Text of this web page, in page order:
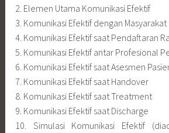
2. Elemen Utama Komunikasi Efektif
3. Komunikasi Efektif dengan Masyarakat
4. Komunikasi Efektif saat Pendaftaran
5. Komunikasi Efektif antar Profesional
6. Komunikasi Efektif saat Asesmen
7. Komunikasi Efektif saat Handover
8. Komunikasi Efektif saat Treatment
9. Komunikasi Efektif saat Discharge
10. Simulasi Komunikasi Efektif